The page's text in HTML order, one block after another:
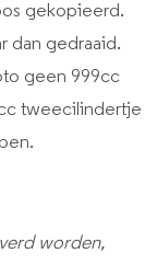
gekopieerd.
dan gedraaid.
geen 999cc
tweecilindertje
worden,